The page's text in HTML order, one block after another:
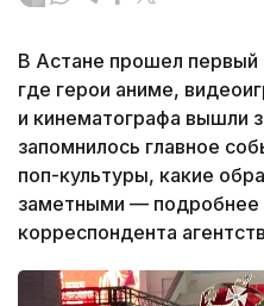
В Астане прошел первый
где герои аниме,
и кинематографа вышли
запомнилось главное
поп-культуры, какие
заметными — подробнее
корреспондента